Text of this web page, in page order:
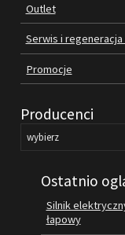
FILMY
KONTAKT
Outlet
Serwis i regeneracja
Promocje
Producenci
Ostatnio
Silnik
łapowy